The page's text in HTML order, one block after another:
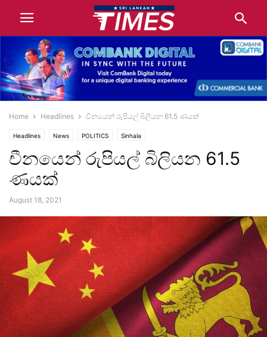
Home Headlines චීනයෙන් රුපියල් බිලියන 61.5 ණයක්
Headlines News POLITICS Sinhala
චීනයෙන් රුපියල් බිලියන 61.5
ණයක්
August 18, 2021